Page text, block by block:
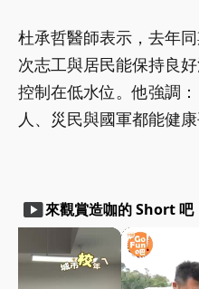
杜承哲醫師表示，去年
次志工與居民能保持良
控制在低水位。他強調
人、災民與國軍都能健康
smart_display來觀賞造咖的 Short 吧